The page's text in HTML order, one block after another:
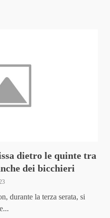
dietro le quinte tra
dei bicchieri
durante la terza serata, si